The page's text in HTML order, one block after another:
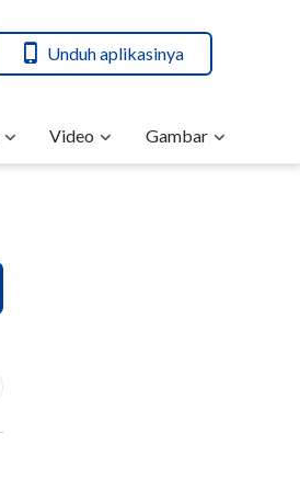
Unduh aplikasinya
Video Gambar